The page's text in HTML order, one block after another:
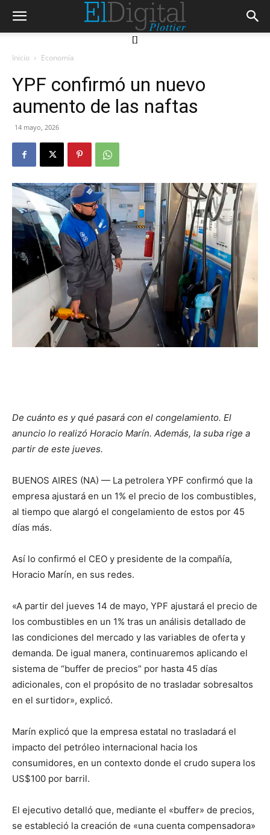
[]
Inicio Economía
YPF confirmó un nuevo
aumento de las naftas
14 mayo, 2026
De cuánto es y qué pasará con el congelamiento. El
anuncio lo realizó Horacio Marín. Además, la suba rige a
partir de este jueves.
BUENOS AIRES (NA) — La petrolera YPF confirmó que la
empresa ajustará en un 1% el precio de los combustibles,
al tiempo que alargó el congelamiento de estos por 45
días más.
Así lo confirmó el CEO y presidente de la compañía,
Horacio Marín, en sus redes.
«A partir del jueves 14 de mayo, YPF ajustará el precio de
los combustibles en un 1% tras un análisis detallado de
las condiciones del mercado y las variables de oferta y
demanda. De igual manera, continuaremos aplicando el
sistema de “buffer de precios” por hasta 45 días
adicionales, con el propósito de no trasladar sobresaltos
en el surtidor», explicó.
Marín explicó que la empresa estatal no trasladará el
impacto del petróleo internacional hacia los
consumidores, en un contexto donde el crudo supera los
US$100 por barril.
El ejecutivo detalló que, mediante el «buffer» de precios,
se estableció la creación de «una cuenta compensadora»